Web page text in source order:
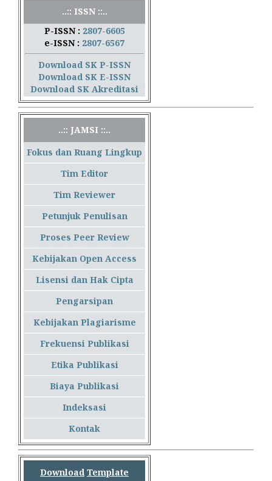
..:: ISSN ::..
P-ISSN : 2807-6605
e-ISSN : 2807-6567
Download SK P-ISSN
Download SK E-ISSN
Download SK Akreditasi
..:: JAMSI ::..
Fokus dan Ruang Lingkup
Tim Editor
Tim Reviewer
Petunjuk Penulisan
Proses Peer Review
Kebijakan Open Access
Lisensi dan Hak Cipta
Pengarsipan
Kebijakan Plagiarisme
Frekuensi Publikasi
Etika Publikasi
Biaya Publikasi
Indeksasi
Kontak
Download Template